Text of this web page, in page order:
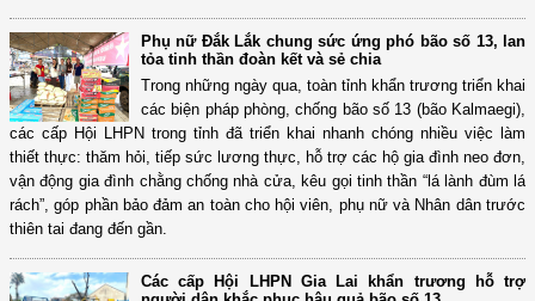
Phụ nữ Đắk Lắk chung sức ứng phó bão số 13, lan
tỏa tinh thần đoàn kết và sẻ chia
Trong những ngày qua, toàn tỉnh khẩn trương triển khai
các biện pháp phòng, chống bão số 13 (bão Kalmaegi),
các cấp Hội LHPN trong tỉnh đã triển khai nhanh chóng nhiều việc làm
thiết thực: thăm hỏi, tiếp sức lương thực, hỗ trợ các hộ gia đình neo đơn,
vận động gia đình chằng chống nhà cửa, kêu gọi tinh thần “lá lành đùm lá
rách”, góp phần bảo đảm an toàn cho hội viên, phụ nữ và Nhân dân trước
thiên tai đang đến gần.
Các cấp Hội LHPN Gia Lai khẩn trương hỗ trợ